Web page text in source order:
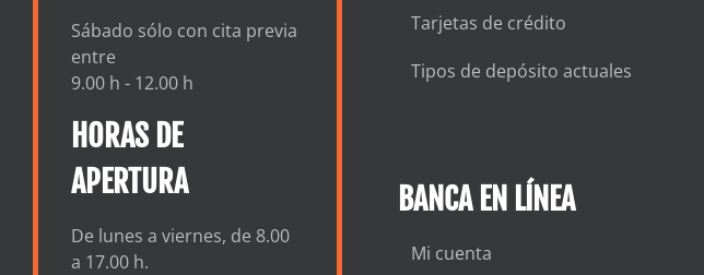
Sábado sólo con cita previa
entre
9.00 h - 12.00 h
HORAS DE
APERTURA
De lunes a viernes, de 8.00
a 17.00 h.
Tarjetas de crédito
Tipos de depósito actuales
BANCA EN LÍNEA
Mi cuenta